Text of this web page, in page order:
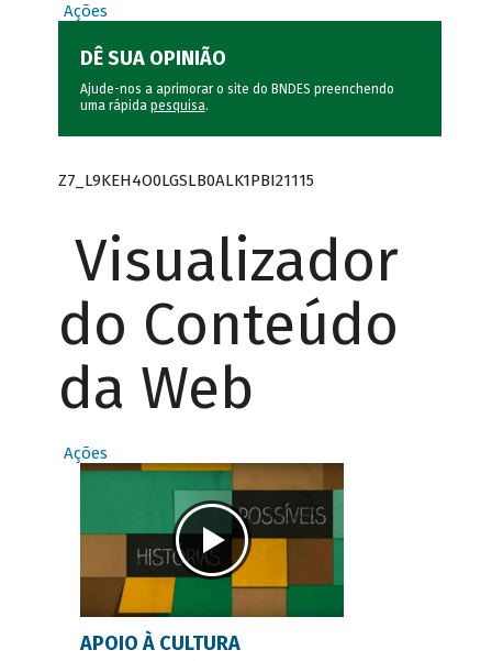
Ações
DÊ SUA OPINIÃO
Ajude-nos a aprimorar o site do BNDES preenchendo
uma rápida pesquisa.
Z7_L9KEH4O0LGSLB0ALK1PBI21115
Visualizador
do Conteúdo
da Web
Ações
APOIO À CULTURA